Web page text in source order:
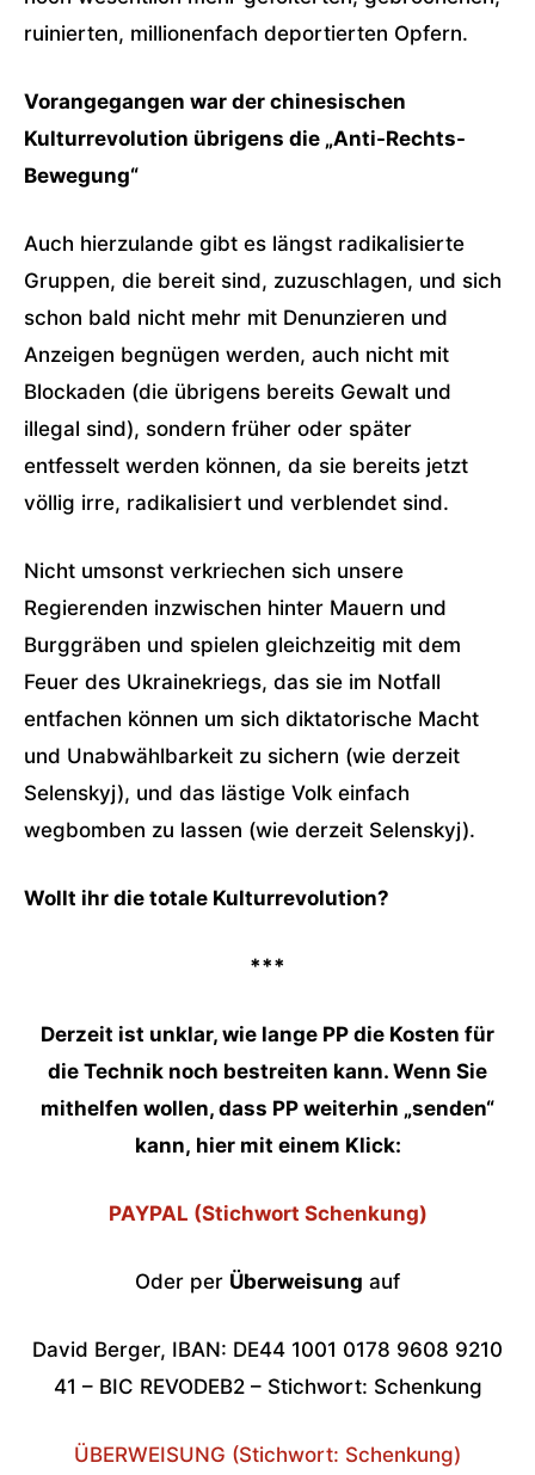
ruinierten, millionenfach deportierten Opfern.
Vorangegangen war der chinesischen
Kulturrevolution übrigens die „Anti-Rechts-
Bewegung“
Auch hierzulande gibt es längst radikalisierte
Gruppen, die bereit sind, zuzuschlagen, und sich
schon bald nicht mehr mit Denunzieren und
Anzeigen begnügen werden, auch nicht mit
Blockaden (die übrigens bereits Gewalt und
illegal sind), sondern früher oder später
entfesselt werden können, da sie bereits jetzt
völlig irre, radikalisiert und verblendet sind.
Nicht umsonst verkriechen sich unsere
Regierenden inzwischen hinter Mauern und
Burggräben und spielen gleichzeitig mit dem
Feuer des Ukrainekriegs, das sie im Notfall
entfachen können um sich diktatorische Macht
und Unabwählbarkeit zu sichern (wie derzeit
Selenskyj), und das lästige Volk einfach
wegbomben zu lassen (wie derzeit Selenskyj).
Wollt ihr die totale Kulturrevolution?
***
Derzeit ist unklar, wie lange PP die Kosten für
die Technik noch bestreiten kann. Wenn Sie
mithelfen wollen, dass PP weiterhin „senden“
kann, hier mit einem Klick:
PAYPAL (Stichwort Schenkung)
Oder per Überweisung auf
David Berger, IBAN: DE44 1001 0178 9608 9210
41 – BIC REVODEB2 – Stichwort: Schenkung
ÜBERWEISUNG (Stichwort: Schenkung)